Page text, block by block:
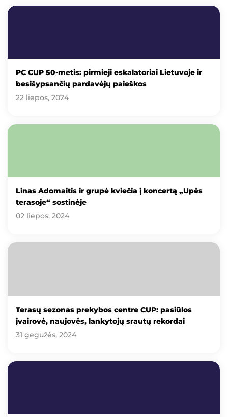
PC CUP 50-metis: pirmieji eskalatoriai Lietuvoje ir
besišypsančių pardavėjų paieškos
22 liepos, 2024
Linas Adomaitis ir grupė kviečia į koncertą „Upės
terasoje“ sostinėje
02 liepos, 2024
Terasų sezonas prekybos centre CUP: pasiūlos
įvairovė, naujovės, lankytojų srautų rekordai
31 gegužės, 2024